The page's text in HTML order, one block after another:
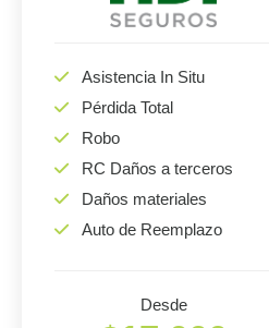
Asistencia In Situ
Pérdida Total
Robo
RC Daños a terceros
Daños materiales
Auto de Reemplazo
Desde